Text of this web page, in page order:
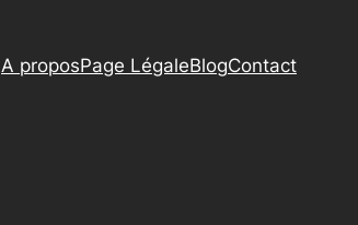
A proposPage LégaleBlogContact